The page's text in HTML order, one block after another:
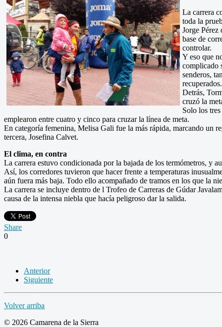
La carrera
toda la
Jorge Pérez
base de
controlar.
Y eso que
complicado
senderos,
recuperados.
Detrás,
cruzó la
Solo los
emplearon entre cuatro y cinco para cruzar la línea de meta.
En categoría femenina, Melisa Gali fue la más rápida, marcando un
tercera, Josefina Calvet.
El clima, en contra
La carrera estuvo condicionada por la bajada de los termómetros, y
Así, los corredores tuvieron que hacer frente a temperaturas
aún fuera más baja. Todo ello acompañado de tramos en los que la
La carrera se incluye dentro de l Trofeo de Carreras de Gúdar
causa de la intensa niebla que hacía peligroso dar la salida.
Share
0
Anterior
Siguiente
Volver arriba
© 2026 Camarena de la Sierra